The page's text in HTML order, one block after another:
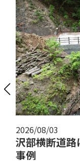
2026/07/03
Zスリット型
型）のNETIS